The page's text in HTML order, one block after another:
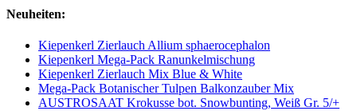
Neuheiten:
Kiepenkerl Zierlauch Allium sphaerocephalon
Kiepenkerl Mega-Pack Ranunkelmischung
Kiepenkerl Zierlauch Mix Blue & White
Mega-Pack Botanischer Tulpen Balkonzauber Mix
AUSTROSAAT Krokusse bot. Snowbunting, Weiß Gr. 5/+